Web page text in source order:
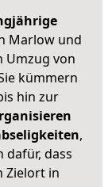
Marlow und
Umzug von
kümmern
hin zur
,
dafür, dass
Zielort in